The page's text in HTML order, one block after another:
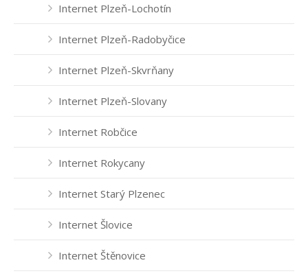
Internet Plzeň-Lochotín
Internet Plzeň-Radobyčice
Internet Plzeň-Skvrňany
Internet Plzeň-Slovany
Internet Robčice
Internet Rokycany
Internet Starý Plzenec
Internet Šlovice
Internet Štěnovice